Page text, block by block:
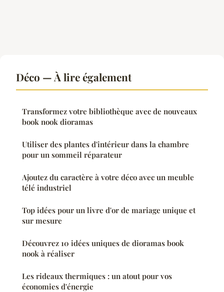
Déco — À lire également
Transformez votre bibliothèque avec de nouveaux
book nook dioramas
Utiliser des plantes d'intérieur dans la chambre
pour un sommeil réparateur
Ajoutez du caractère à votre déco avec un meuble
télé industriel
Top idées pour un livre d'or de mariage unique et
sur mesure
Découvrez 10 idées uniques de dioramas book
nook à réaliser
Les rideaux thermiques : un atout pour vos
économies d'énergie